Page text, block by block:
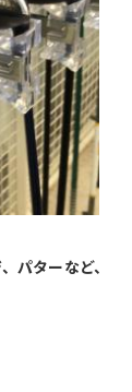
パターなど、